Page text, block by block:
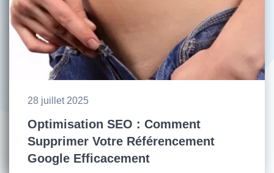
28 juillet 2025
Optimisation SEO : Comment
Supprimer Votre Référencement
Google Efficacement